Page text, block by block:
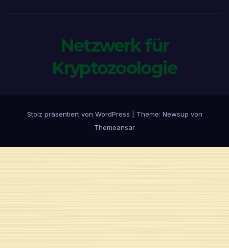
Netzwerk für
Kryptozoologie
Stolz präsentiert von WordPress Theme: Newsup von
Themeansar